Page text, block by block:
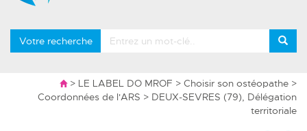
Votre recherche
> LE LABEL DO MROF > Choisir son ostéopathe >
Coordonnées de l'ARS > DEUX-SEVRES (79), Délégation
territoriale